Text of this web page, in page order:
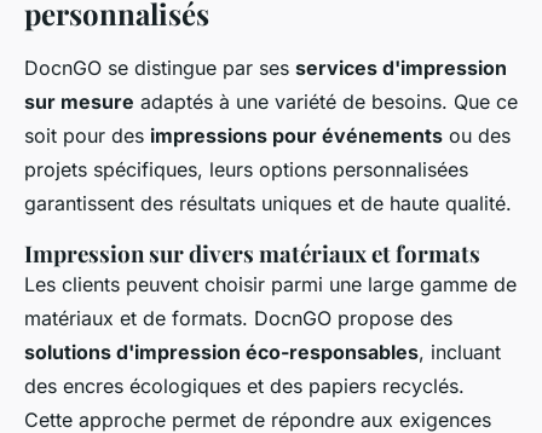
personnalisés
DocnGO se distingue par ses services d'impression
sur mesure adaptés à une variété de besoins. Que ce
soit pour des impressions pour événements ou des
projets spécifiques, leurs options personnalisées
garantissent des résultats uniques et de haute qualité.
Impression sur divers matériaux et formats
Les clients peuvent choisir parmi une large gamme de
matériaux et de formats. DocnGO propose des
solutions d'impression éco-responsables, incluant
des encres écologiques et des papiers recyclés.
Cette approche permet de répondre aux exigences